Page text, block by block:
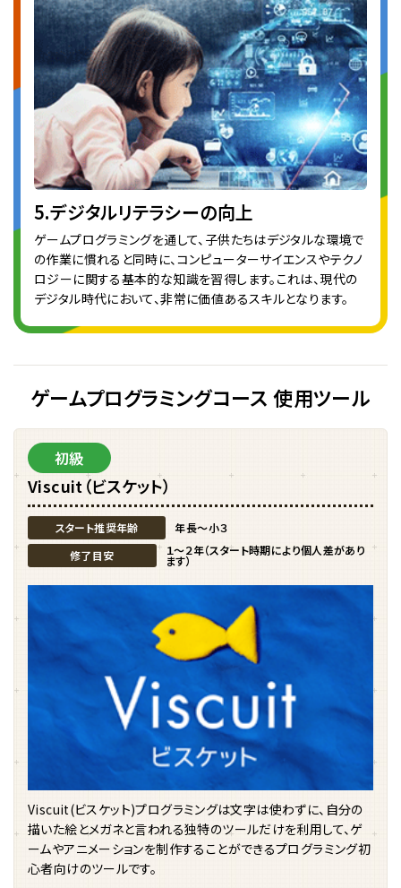
5.デジタルリテラシーの向上
ゲームプログラミングを通して、子供たちはデジタルな環境で
の作業に慣れると同時に、コンピューターサイエンスやテクノ
ロジーに関する基本的な知識を習得します。これは、現代の
デジタル時代において、非常に価値あるスキルとなります。
ゲームプログラミングコース 使用ツール
初級
Viscuit（ビスケット）
スタート推奨年齢
年長〜小３
修了目安
１〜２年（スタート時期により個人差があり
ます）
Viscuit(ビスケット)プログラミングは文字は使わずに、自分の
描いた絵とメガネと言われる独特のツールだけを利用して、ゲ
ームやアニメーションを制作することができるプログラミング初
心者向けのツールです。